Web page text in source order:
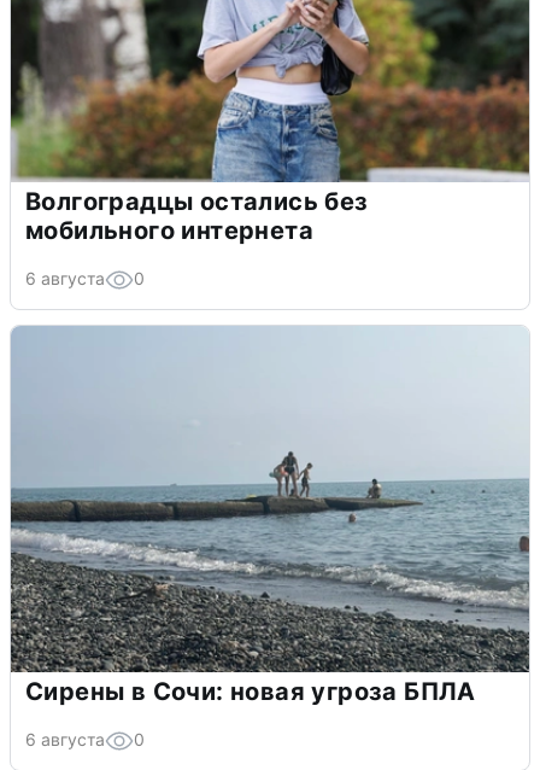
Волгоградцы остались без
мобильного интернета
6 августа 0
Сирены в Сочи: новая угроза БПЛА
6 августа 0